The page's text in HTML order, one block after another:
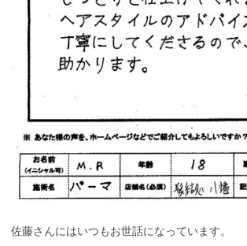
佐藤さんにはいつもお世話になっています。